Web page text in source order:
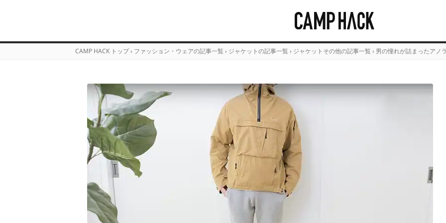
CAMP HACK トップ › ファッション・ウェアの記事一覧 › ジャケットの記事一覧 › ジャケットその他の記事一覧 › 男の憧れが詰まったアノ